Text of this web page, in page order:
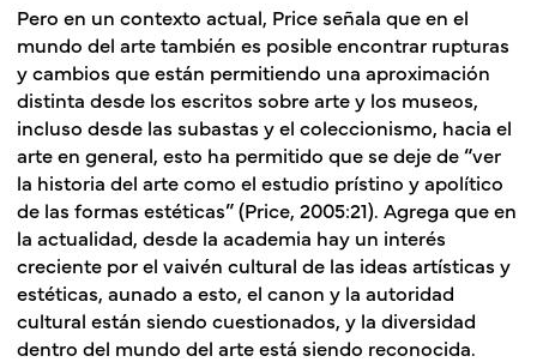
Pero en un contexto actual, Price señala que en el
mundo del arte también es posible encontrar rupturas
y cambios que están permitiendo una aproximación
distinta desde los escritos sobre arte y los museos,
incluso desde las subastas y el coleccionismo, hacia el
arte en general, esto ha permitido que se deje de “ver
la historia del arte como el estudio prístino y apolítico
de las formas estéticas” (Price, 2005:21). Agrega que en
la actualidad, desde la academia hay un interés
creciente por el vaivén cultural de las ideas artísticas y
estéticas, aunado a esto, el canon y la autoridad
cultural están siendo cuestionados, y la diversidad
dentro del mundo del arte está siendo reconocida.